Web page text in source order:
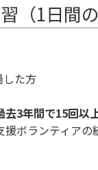
（1日間の
た方
3年間で15回以
ボランティア